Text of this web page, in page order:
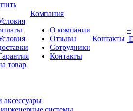
товар
Компания
О компании
Отзывы
Сотрудники
Контакты
Контакты
+
аксессуары
системы